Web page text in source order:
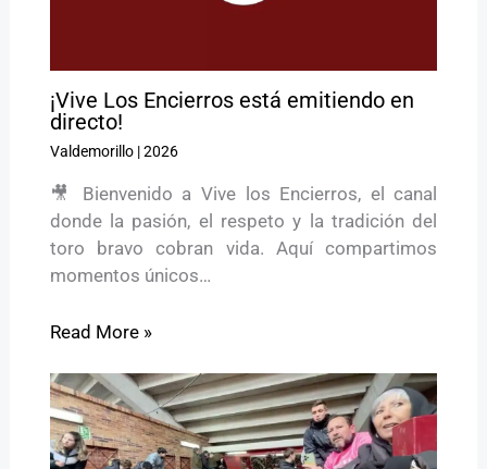
¡Vive Los Encierros está emitiendo en
directo!
Valdemorillo|2026
🎥 Bienvenido a Vive los Encierros, el canal
donde la pasión, el respeto y la tradición del
toro bravo cobran vida. Aquí compartimos
momentos únicos…
Read More »